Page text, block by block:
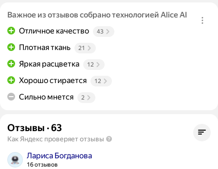
Важное из отзывов собрано технологией Alice AI
Отличное качество
43
Плотная ткань 21
Яркая расцветка 12
Хорошо стирается 12
Сильно мнется 2
Отзывы ·63
Как Яндекс проверяет отзывы
Лариса Богданова
16 отзывов